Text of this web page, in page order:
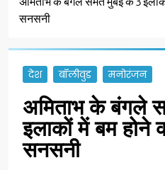
सनसनी
देश बॉलीवुड मनोरंजन
अमिताभ के बंगले
इलाकों में बम
सनसनी